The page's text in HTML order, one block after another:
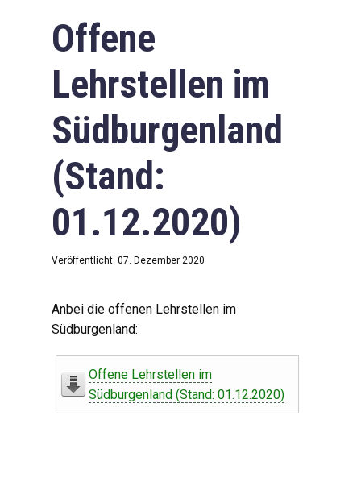
Offene
Lehrstellen im
Südburgenland
(Stand:
01.12.2020)
Veröffentlicht: 07. Dezember 2020
Anbei die offenen Lehrstellen im
Südburgenland:
Offene Lehrstellen im
Südburgenland (Stand: 01.12.2020)